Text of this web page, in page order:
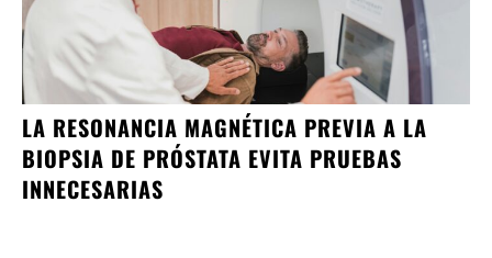
LA RESONANCIA MAGNÉTICA PREVIA A LA
BIOPSIA DE PRÓSTATA EVITA PRUEBAS
INNECESARIAS